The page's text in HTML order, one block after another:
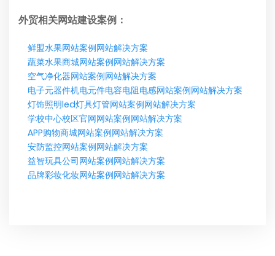
外贸相关网站建设案例：
鲜盟水果网站案例网站解决方案
蔬菜水果商城网站案例网站解决方案
空气净化器网站案例网站解决方案
电子元器件机电元件电容电阻电感网站案例网站解决方案
灯饰照明led灯具灯管网站案例网站解决方案
学校中心校区官网网站案例网站解决方案
APP购物商城网站案例网站解决方案
安防监控网站案例网站解决方案
益智玩具公司网站案例网站解决方案
品牌彩妆化妆网站案例网站解决方案